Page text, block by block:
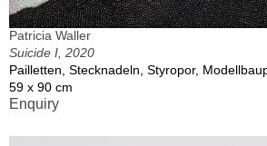
Patricia Waller
Suicide I, 2020
Pailletten, Stecknadeln, Styropor,
59 x 90 cm
Enquiry